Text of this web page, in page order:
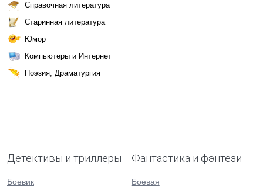
Справочная литература
Старинная литература
Юмор
Компьютеры и Интернет
Поэзия, Драматургия
Детективы и триллеры
Боевик
Фантастика и фэнтези
Боевая